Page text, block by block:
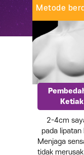
Metode
Ketiak
2-4cm
pada lipatan
Menjaga
tidak